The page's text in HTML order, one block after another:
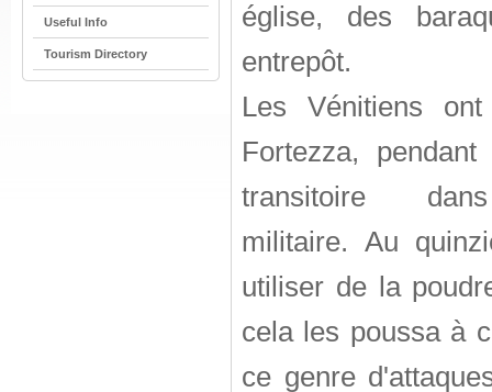
Useful Info
Tourism Directory
église, des
entrepôt.
Les Vénitiens
Fortezza,
transitoire
militaire. Au
utiliser de la
cela les poussa à
ce genre